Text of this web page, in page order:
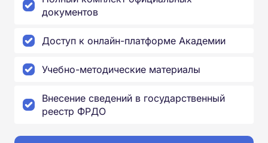
документов
Доступ к онлайн-платформе Академии
Учебно-методические материалы
Внесение сведений в государственный
реестр ФРДО